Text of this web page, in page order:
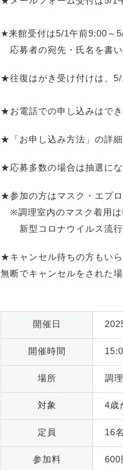
★来館受付は5/1午前9:00～
応募者の宛先・氏名を書い
★往復はがき受け付けは、5/
★お電話での申し込みはでき
★「お申し込み方法」の詳
★応募多数の場合は抽選に
★参加の方はマスク・エプ
※調理室内のマスク着用は
新型コロナウイルス流行
★キャンセル待ちの方もい
無断でキャンセルをされた
開催日
開催時間
場所 調
対象 4歳
定員 16名
参加料 600